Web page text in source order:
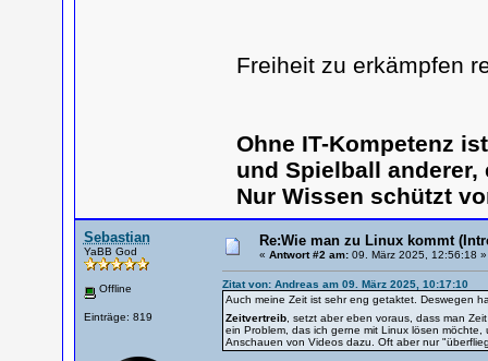
Freiheit zu erkämpfen
Ohne IT-Kompetenz
und Spielball anderer,
Nur Wissen schützt
Sebastian
YaBB God
Offline
Einträge: 819
Re:Wie man zu Linux kommt
« Antwort #2 am:09. März 2025, 12:56:18 »
Zitat von: Andreas am 09. März 2025, 10:17:10
Auch meine Zeit ist sehr eng getaktet. Deswegen
Zeitvertreib, setzt aber eben voraus, dass man
ein Problem, das ich gerne mit Linux lösen
Anschauen von Videos dazu. Oft aber nur